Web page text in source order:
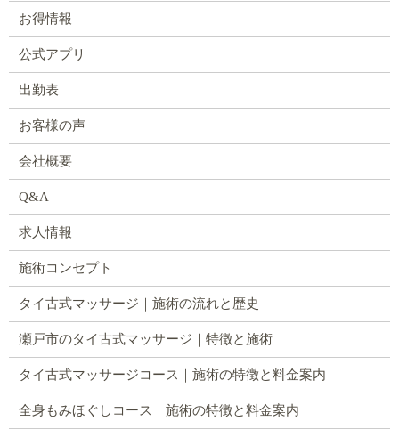
お得情報
公式アプリ
出勤表
お客様の声
会社概要
Q&A
求人情報
施術コンセプト
タイ古式マッサージ｜施術の流れと歴史
瀬戸市のタイ古式マッサージ｜特徴と施術
タイ古式マッサージコース｜施術の特徴と料金案内
全身もみほぐしコース｜施術の特徴と料金案内